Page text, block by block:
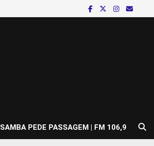
SAMBA PEDE PASSAGEM | FM 106,9